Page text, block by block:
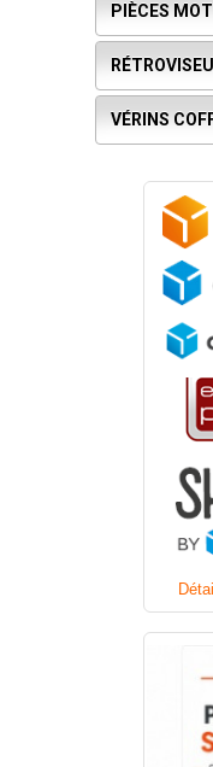
PIÈCES
VÉRINS